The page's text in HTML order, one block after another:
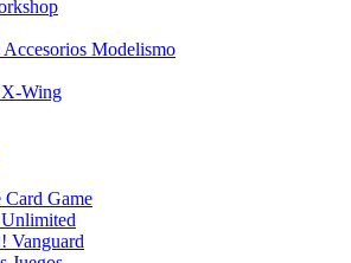
Accesorios Modelismo
X-Wing
Card Game
Unlimited
Vanguard